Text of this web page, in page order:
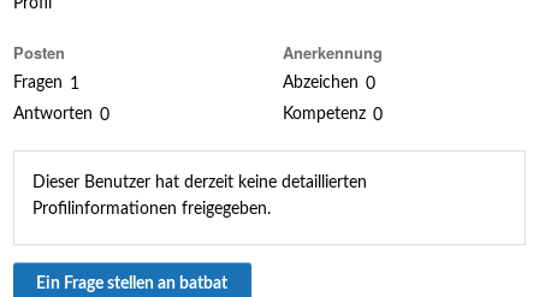
Profil
Posten
Fragen 1
Antworten 0
Anerkennung
Abzeichen 0
Kompetenz 0
Dieser Benutzer hat derzeit keine detaillierten
Profilinformationen freigegeben.
Ein Frage stellen an batbat